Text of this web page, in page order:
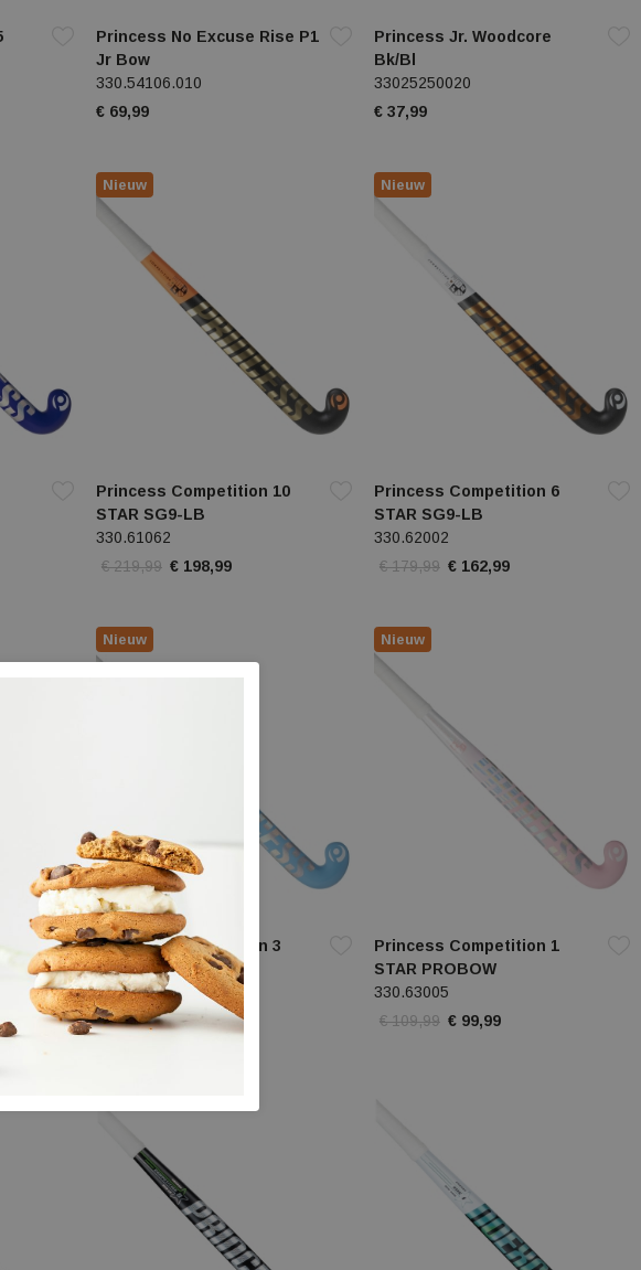
Princess No Excuse Rise P1
Jr Bow
330.54106.010
€ 69,99
Princess Jr. Woodcore
Bk/Bl
33025250020
€ 37,99
Princess Competition 10
STAR SG9-LB
330.61062
€ 219,99 € 198,99
Nieuw
Princess Competition 6
STAR SG9-LB
330.62002
€ 179,99 € 162,99
Nieuw
Princess Competition 3
STAR PROBOW
330.62065
€ 129,99 € 117,99
Nieuw
Princess Competition 1
STAR PROBOW
330.63005
€ 109,99 € 99,99
Nieuw